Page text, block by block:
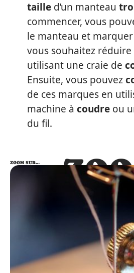
taille d’un manteau
commencer, vous
le manteau et
vous souhaitez réduire
utilisant une craie de
Ensuite, vous pouvez
de ces marques en
machine à coudre ou
du fil.
ZOOM SUR…